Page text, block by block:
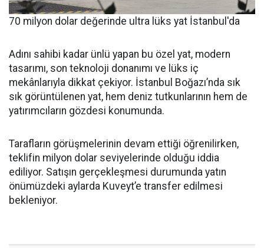
70 milyon dolar değerinde ultra lüks yat İstanbul'da
Adını sahibi kadar ünlü yapan bu özel yat, modern
tasarımı, son teknoloji donanımı ve lüks iç
mekânlarıyla dikkat çekiyor. İstanbul Boğazı’nda sık
sık görüntülenen yat, hem deniz tutkunlarının hem de
yatırımcıların gözdesi konumunda.
Tarafların görüşmelerinin devam ettiği öğrenilirken,
teklifin milyon dolar seviyelerinde olduğu iddia
ediliyor. Satışın gerçekleşmesi durumunda yatın
önümüzdeki aylarda Kuveyt’e transfer edilmesi
bekleniyor.